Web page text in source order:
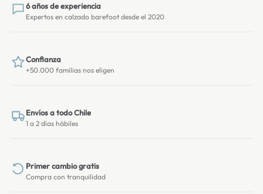
6 años de experiencia
Expertos en calzado barefoot desde el 2020
Confianza
+50.000 familias nos eligen
Envíos a todo Chile
1 a 2 días hábiles
Primer cambio gratis
Compra con tranquilidad